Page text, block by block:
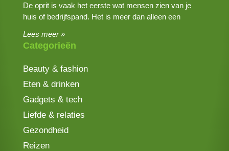
De oprit is vaak het eerste wat mensen zien van je
huis of bedrijfspand. Het is meer dan alleen een
Lees meer »
Categorieën
Beauty & fashion
Eten & drinken
Gadgets & tech
Liefde & relaties
Gezondheid
Reizen